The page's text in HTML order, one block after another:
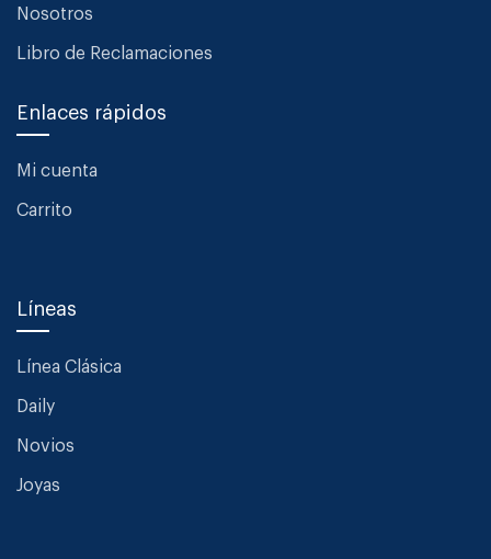
Nosotros
Libro de Reclamaciones
Enlaces rápidos
Mi cuenta
Carrito
Líneas
Línea Clásica
Daily
Novios
Joyas